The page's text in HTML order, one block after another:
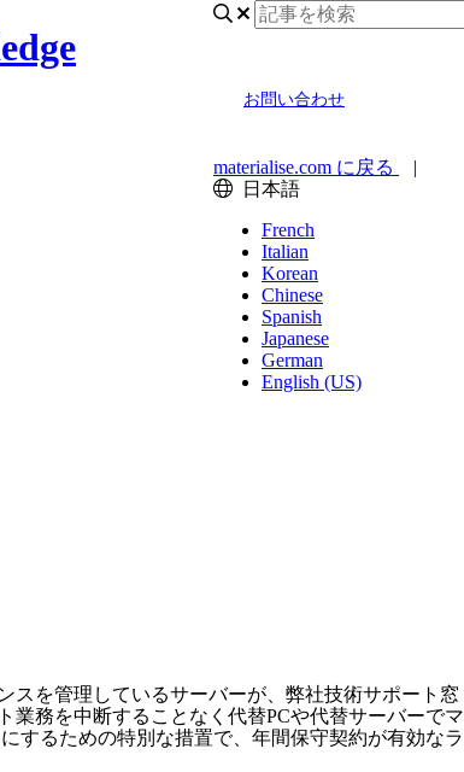
お問い合わせ
materialise.com に戻る
|
日本語
French
Italian
Korean
Chinese
Spanish
Japanese
German
English (US)
スを管理しているサーバーが、弊社技術サポート窓
業務を中断することなく代替PCや代替サーバーでマ
するための特別な措置で、年間保守契約が有効なラ